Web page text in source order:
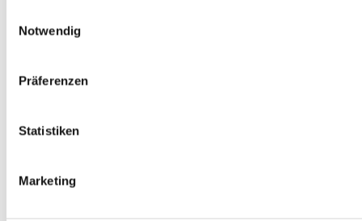
Notwendig
Präferenzen
Statistiken
Marketing